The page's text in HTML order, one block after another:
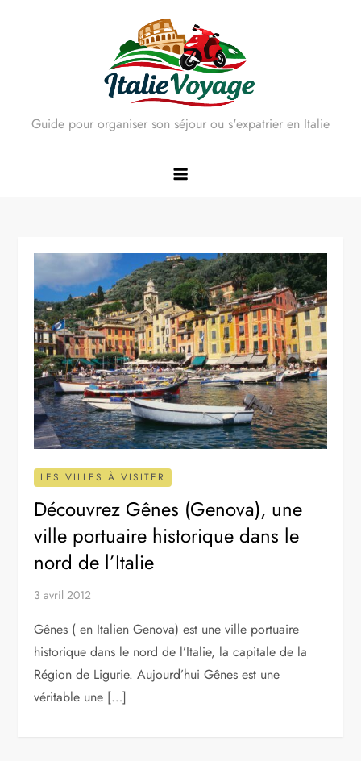
Guide pour organiser son séjour ou s'expatrier en Italie
LES VILLES À VISITER
Découvrez Gênes (Genova), une
ville portuaire historique dans le
nord de l’Italie
3 avril 2012
Gênes ( en Italien Genova) est une ville portuaire
historique dans le nord de l’Italie, la capitale de la
Région de Ligurie. Aujourd’hui Gênes est une
véritable une […]